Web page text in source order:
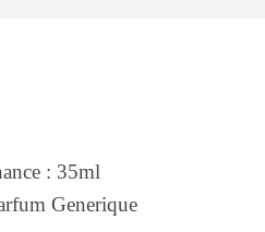
: 35ml
Generique